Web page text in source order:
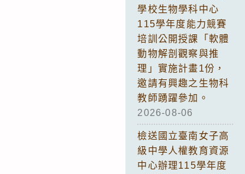
學校生物學科中心
115學年度能力競賽
培訓公開授課「軟體
動物解剖觀察與推
理」實施計畫1份，
邀請有興趣之生物科
教師踴躍參加。
2026-08-06
檢送國立臺南女子高
級中學人權教育資源
中心辦理115學年度